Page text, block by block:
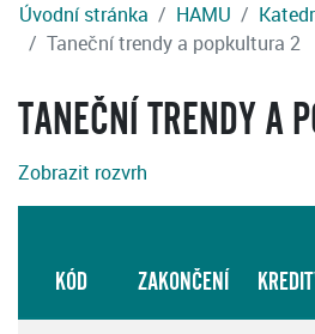
Úvodní stránka HAMU
Taneční trendy a popkultura 2
TANEČNÍ TRENDY A
Zobrazit rozvrh
KÓD ZAKONČENÍ